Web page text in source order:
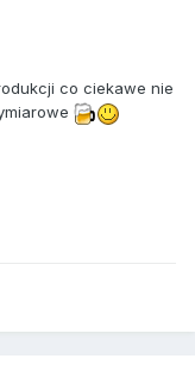
co ciekawe nie